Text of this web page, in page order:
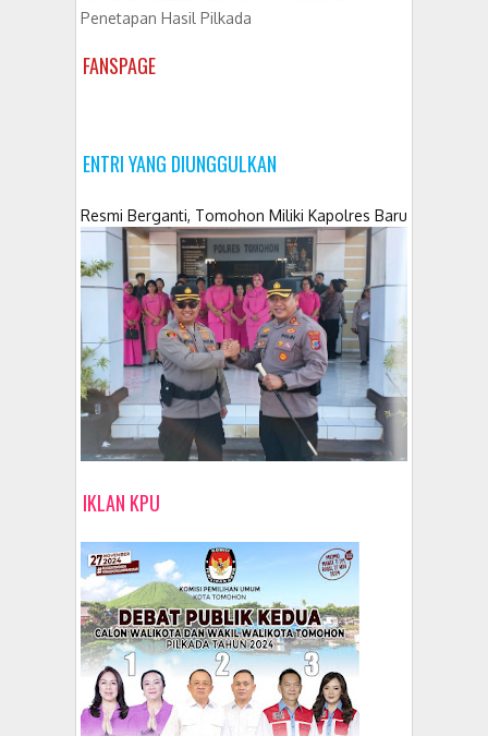
Penetapan Hasil Pilkada
FANSPAGE
ENTRI YANG DIUNGGULKAN
Resmi Berganti, Tomohon Miliki Kapolres Baru
IKLAN KPU